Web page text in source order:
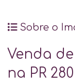
Sobre o
Venda
na PR